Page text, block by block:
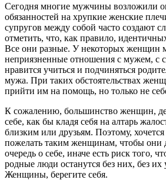
Сегодня многие мужчины возложили
обязанностей на хрупкие женские
супругов между собой часто создают
отметить, что, как правило,
Все они разные. У некоторых женщин
неприязненные отношения с мужем, с
нравится учиться и подчиняться
мужа. При таких обстоятельствах
прийти им на помощь, но только не
К сожалению, большинство женщин,
себе, как бы кладя себя на алтарь
близким или друзьям. Поэтому,
пожелать таким женщинам, чтобы они
очередь о себе, иначе есть риск того,
родные люди останутся без них, без их
Женщины, берегите себя.